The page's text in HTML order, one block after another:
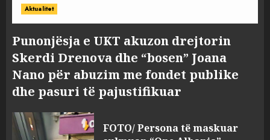
Aktualitet
Punonjësja e UKT akuzon drejtorin
Skerdi Drenova dhe “bosen” Joana
Nano për abuzim me fondet publike
dhe pasuri të pajustifikuar
FOTO/ Persona të maskuar